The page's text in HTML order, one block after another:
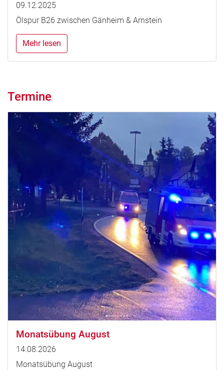
09.12.2025
Ölspur B26 zwischen Gänheim & Arnstein
Mehr lesen
Termine
Monatsübung August
14.08.2026
Monatsübung August